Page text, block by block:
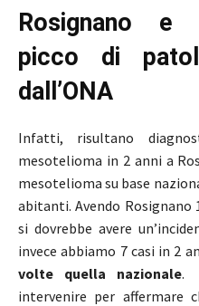
Rosignano e
picco di
dall’ONA
Infatti, risultano
mesotelioma in 2 anni a
mesotelioma su base
abitanti. Avendo Rosignano
si dovrebbe avere
invece abbiamo 7 casi in 2
volte quella nazionale.
intervenire per affermare